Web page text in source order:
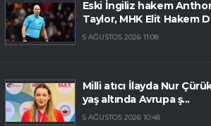
Eski İngiliz hakem
Taylor, MHK Elit Hakem
5 AĞUSTOS 2026 11:08
Milli atıcı İlayda Nur
yaş altında Avrupa ş...
5 AĞUSTOS 2026 10:48